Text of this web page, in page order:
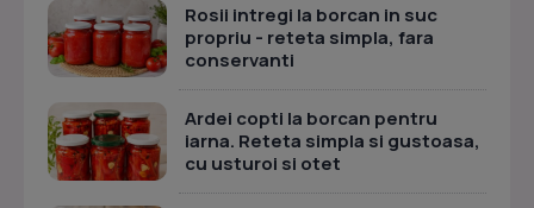
Rosii intregi la borcan in suc
propriu - reteta simpla, fara
conservanti
Ardei copti la borcan pentru
iarna. Reteta simpla si gustoasa,
cu usturoi si otet